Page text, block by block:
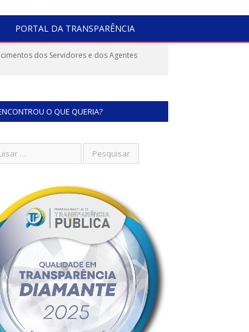
PORTAL DA TRANSPARÊNCIA
dos Servidores e dos Agentes
O QUE QUERIA?